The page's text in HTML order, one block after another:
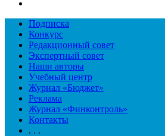
Подписка
Конкурс
Редакционный совет
Экспертный совет
Наши авторы
Учебный центр
Журнал «Бюджет»
Реклама
Журнал «Финконтроль»
Контакты
. . .